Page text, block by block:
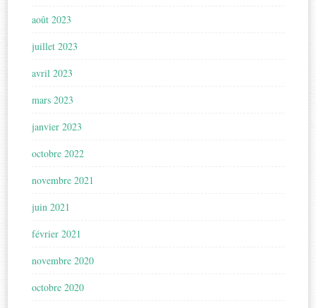
août 2023
juillet 2023
avril 2023
mars 2023
janvier 2023
octobre 2022
novembre 2021
juin 2021
février 2021
novembre 2020
octobre 2020